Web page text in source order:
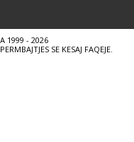
1999 - 2026
SE KESAJ FAQEJE.